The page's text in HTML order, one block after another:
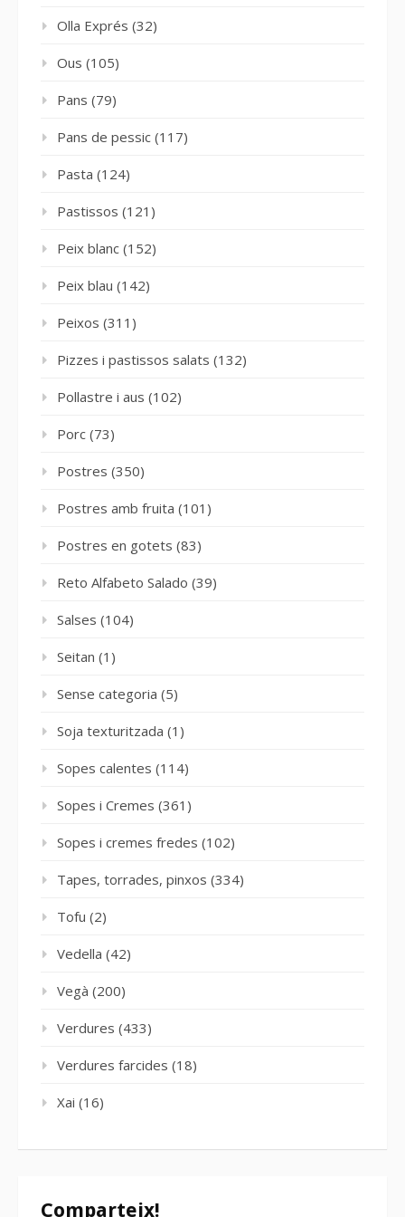
Olla Exprés (32)
Ous (105)
Pans (79)
Pans de pessic (117)
Pasta (124)
Pastissos (121)
Peix blanc (152)
Peix blau (142)
Peixos (311)
Pizzes i pastissos salats (132)
Pollastre i aus (102)
Porc (73)
Postres (350)
Postres amb fruita (101)
Postres en gotets (83)
Reto Alfabeto Salado (39)
Salses (104)
Seitan (1)
Sense categoria (5)
Soja texturitzada (1)
Sopes calentes (114)
Sopes i Cremes (361)
Sopes i cremes fredes (102)
Tapes, torrades, pinxos (334)
Tofu (2)
Vedella (42)
Vegà (200)
Verdures (433)
Verdures farcides (18)
Xai (16)
Comparteix!